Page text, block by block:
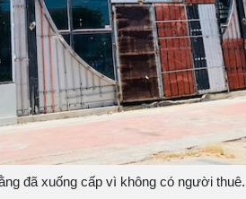
đã xuống cấp vì không có người thuê.